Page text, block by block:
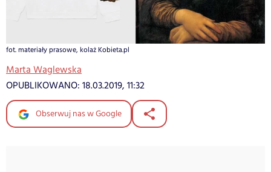
fot. materiały prasowe, kolaż Kobieta.pl
Marta Waglewska
OPUBLIKOWANO: 18.03.2019, 11:32
Obserwuj nas w Google